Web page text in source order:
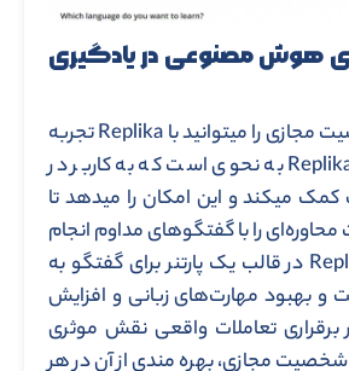
هوش مصنوعی در یادگیری
گفتگو با یک شخصیت مجازی را میتوانید با Replika تجربه
کنید. طراحی ابزار Replika به نحوی است که به کاربر در
کمک میکند و این امکان را میدهد تا
محاوره‌ای ‌را با گفتگو‌های مداوم انجام
دهد. از این رو Replika در قالب یک پارتنر برای گفتگو به
و بهبود مهارت‌های زبانی و افزایش
تعاملات واقعی نقش موثری
شخصیت مجازی، بهره مندی از آن در هر